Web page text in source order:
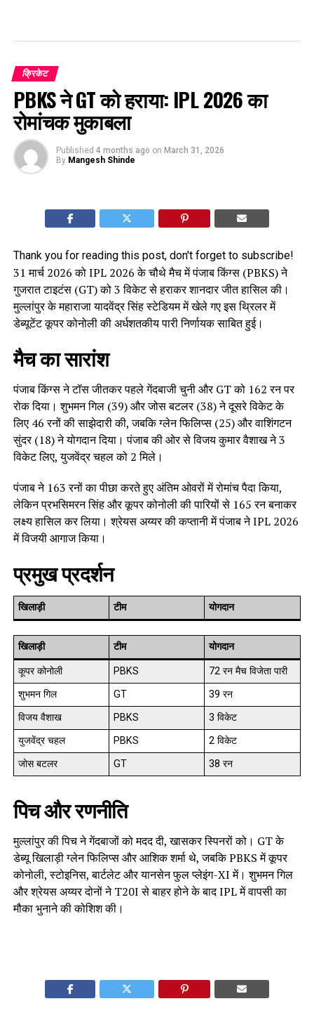
क्रिकेट
PBKS ने GT को हराया: IPL 2026 का
रोमांचक मुकाबला
Published 4 months ago on March 31, 2026
By Mangesh Shinde
Thank you for reading this post, don't forget to subscribe!
31 मार्च 2026 को IPL 2026 के चौथे मैच में पंजाब किंग्स (PBKS) ने
गुजरात टाइटंस (GT) को 3 विकेट से हराकर शानदार जीत हासिल की।
मुल्लांपुर के महाराजा यादवेंद्र सिंह स्टेडियम में खेले गए इस थ्रिलर में
डेब्यूटेंट कूपर कोनोली की अर्धशतकीय पारी निर्णायक साबित हुई।
मैच का सारांश
पंजाब किंग्स ने टॉस जीतकर पहले गेंदबाजी चुनी और GT को 162 रन पर
रोक दिया। शुभमन गिल (39) और जोस बटलर (38) ने दूसरे विकेट के
लिए 46 रनों की साझेदारी की, जबकि ग्लेन फिलिप्स (25) और वाशिंगटन
सुंदर (18) ने योगदान दिया। पंजाब की ओर से विजय कुमार वैशाख ने 3
विकेट लिए, युजवेंद्र चहल को 2 मिले।
पंजाब ने 163 रनों का पीछा करते हुए अंतिम ओवरों में रोमांच पैदा किया,
लेकिन प्रभसिमरन सिंह और कूपर कोनोली की पारियों से 165 रन बनाकर
लक्ष्य हासिल कर लिया। श्रेयस अय्यर की कप्तानी में पंजाब ने IPL 2026
में विजयी आगाज किया।
प्रमुख प्रदर्शन
खिलाड़ी टीम योगदान
खिलाड़ी टीम योगदान
कूपर कोनोली PBKS
72 रन मैच विजेता पारी
शुभमन गिल
GT
39 रन
विजय वैशाख
PBKS
3 विकेट
युजवेंद्र चहल
PBKS
2 विकेट
जोस बटलर
GT 38 रन
पिच और रणनीति
मुल्लांपुर की पिच ने गेंदबाजों को मदद दी, खासकर स्पिनरों को। GT के
डेब्यू खिलाड़ी ग्लेन फिलिप्स और आशिक शर्मा थे, जबकि PBKS में कूपर
कोनोली, स्टोइनिस, बार्टलेट और यानसेन फुल प्लेइंग-XI में। शुभमन गिल
और श्रेयस अय्यर दोनों ने T20I से बाहर होने के बाद IPL में वापसी का
मौका भुनाने की कोशिश की।